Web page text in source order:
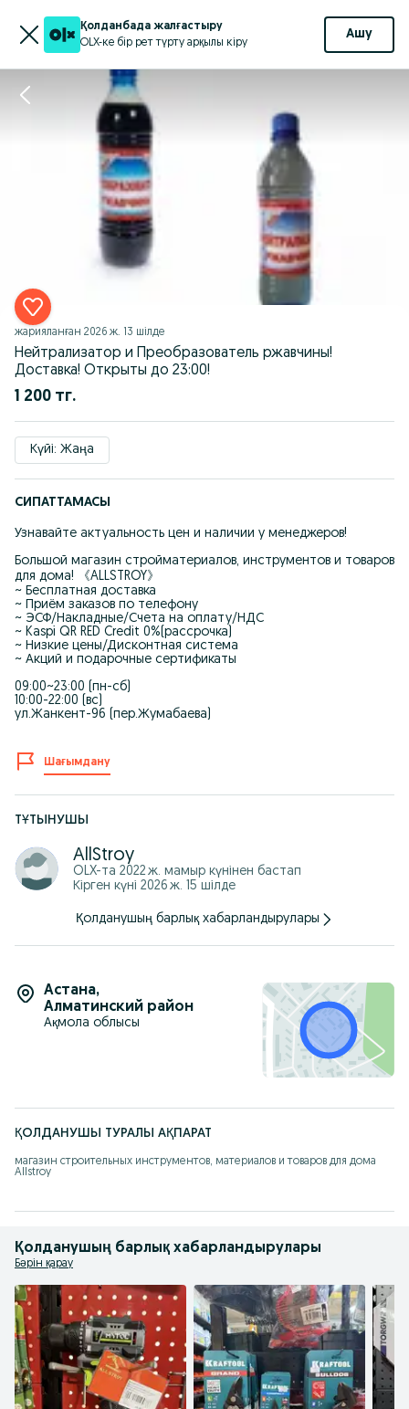
Қолданбада жалғастыру
OLX-ке бір рет түрту арқылы кіру
Ашу
жарияланған 2026 ж. 13 шілде
Нейтрализатор и Преобразователь ржавчины!
Доставка! Открыты до 23:00!
1 200 тг.
Күйі: Жаңа
СИПАТТАМАСЫ
Узнавайте актуальность цен и наличии у менеджеров!
Большой магазин стройматериалов, инструментов и товаров
для дома! 《ALLSTROY》
~ Бесплатная доставка
~ Приём заказов по телефону
~ ЭСФ/Накладные/Счета на оплату/НДС
~ Kaspi QR RED Credit 0%(рассрочка)
~ Низкие цены/Дисконтная система
~ Акций и подарочные сертификаты
09:00~23:00 (пн-сб)
10:00-22:00 (вс)
ул.Жанкент-96 (пер.Жумабаева)
Шағымдану
ТҰТЫНУШЫ
AllStroy
OLX-та 2022 ж. мамыр күнінен бастап
Кірген күні 2026 ж. 15 шілде
Қолданушың барлық хабарландырулары
Астана,
Алматинский район
Ақмола облысы
ҚОЛДАНУШЫ ТУРАЛЫ АҚПАРАТ
магазин строительных инструментов, материалов и товаров для дома
Allstroy
Қолданушың барлық хабарландырулары
Бәрін қарау